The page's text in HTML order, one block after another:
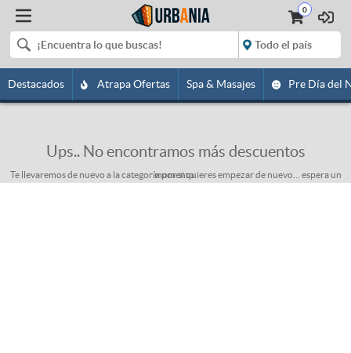
0
Destacados Atrapa Ofertas Spa & Masajes Pre Día del
Ups.. No encontramos más descuentos
Te llevaremos de nuevo a la categoría por si quieres empezar de nuevo... espera un momento.